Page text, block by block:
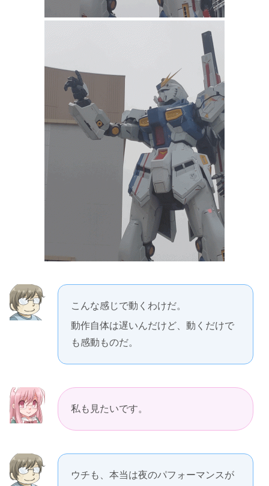
こんな感じで動くわけだ。
動作自体は遅いんだけど、動くだけで
も感動ものだ。
私も見たいです。
ウチも、本当は夜のパフォーマンスが